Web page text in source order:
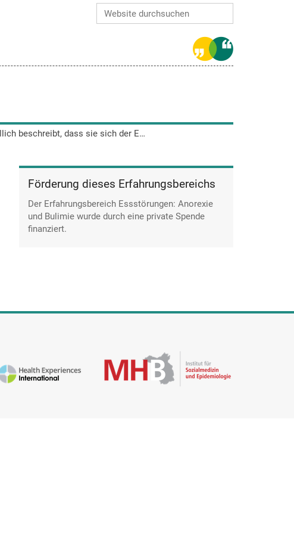
Erweiterte Suche…
Tanja Zillich beschreibt, dass sie sich der Essstörung völlig ausgeliefert fühlte.
Förderung dieses Erfahrungsbereichs
Der Erfahrungsbereich Essstörungen: Anorexie
und Bulimie wurde durch eine private Spende
finanziert.